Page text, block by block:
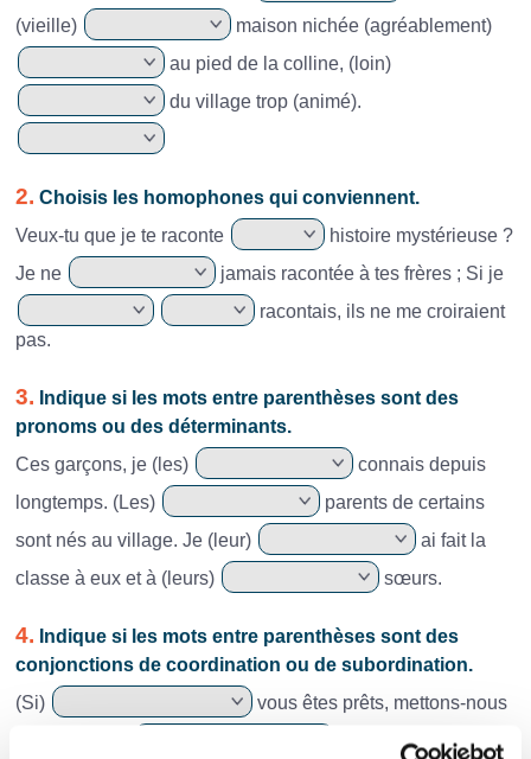
(vieille)
maison nichée (agréablement)
au pied de la colline, (loin)
du village trop (animé).
2. Choisis les homophones qui conviennent.
Veux-tu que je te raconte
histoire mystérieuse ?
Je ne
jamais racontée à tes frères ; Si je
racontais, ils ne me croiraient
pas.
3. Indique si les mots entre parenthèses sont des
pronoms ou des déterminants.
Ces garçons, je (les)
connais depuis
longtemps. (Les)
parents de certains
sont nés au village. Je (leur)
ai fait la
classe à eux et à (leurs)
sœurs.
4. Indique si les mots entre parenthèses sont des
conjonctions de coordination ou de subordination.
(Si)
vous êtes prêts, mettons-nous
la route est longue.